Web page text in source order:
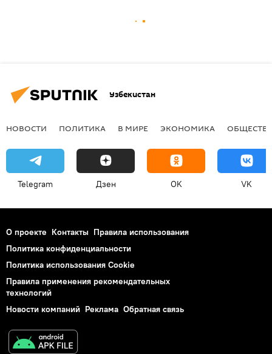
Узбекистан
НОВОСТИ ПОЛИТИКА В МИРЕ ЭКОНОМИКА
Telegram Дзен OK VK
О проекте Контакты Правила использования
Политика конфиденциальности
Политика использования Cookie
Правила применения рекомендательных
технологий
Новости компаний Реклама Обратная связь